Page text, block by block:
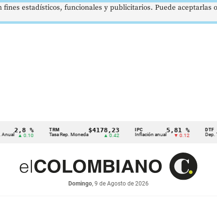
2,8 %
▲ 0.10 Tasa Rep. Moneda
$4178,23
▲ 0.42 Inflación anual
5,81 %
▼ 0.12 Dep.
Domingo, 9 de Agosto de 2026
estadísticos, funcionales y publicitarios. Puede aceptarlas